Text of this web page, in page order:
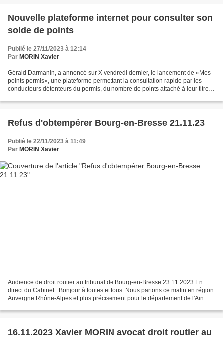
Nouvelle plateforme internet pour consulter son
solde de points
Publié le 27/11/2023 à 12:14
Par MORIN Xavier
Gérald Darmanin, a annoncé sur X vendredi dernier, le lancement de «Mes
points permis», une plateforme permettant la consultation rapide par les
conducteurs détenteurs du permis, du nombre de points attaché à leur titre
Refus d'obtempérer Bourg-en-Bresse 21.11.23
Publié le 22/11/2023 à 11:49
Par MORIN Xavier
Audience de droit routier au tribunal de Bourg-en-Bresse 23.11.2023 En
direct du Cabinet : Bonjour à toutes et tous. Nous partons ce matin en région
Auvergne Rhône-Alpes et plus précisément pour le département de l'Ain.
16.11.2023 Xavier MORIN avocat droit routier au